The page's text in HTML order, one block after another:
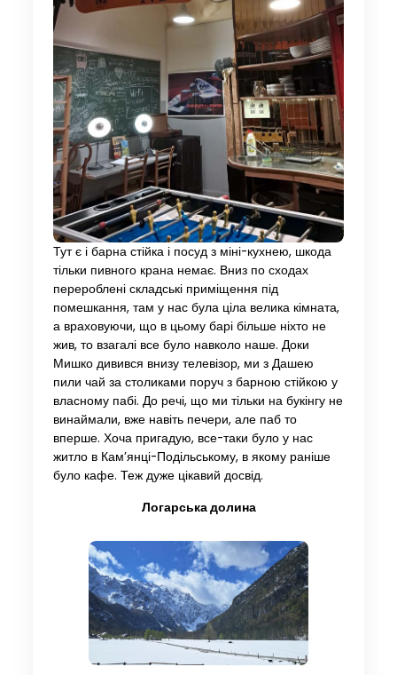
Тут є і барна стійка і посуд з міні-кухнею, шкода
тільки пивного крана немає. Вниз по сходах
перероблені складські приміщення під
помешкання, там у нас була ціла велика кімната,
а враховуючи, що в цьому барі більше ніхто не
жив, то взагалі все було навколо наше. Доки
Мишко дивився внизу телевізор, ми з Дашею
пили чай за столиками поруч з барною стійкою у
власному пабі. До речі, що ми тільки на букінгу не
винаймали, вже навіть печери, але паб то
вперше. Хоча пригадую, все-таки було у нас
житло в Кам’янці-Подільському, в якому раніше
було кафе. Теж дуже цікавий досвід.
Логарська долина